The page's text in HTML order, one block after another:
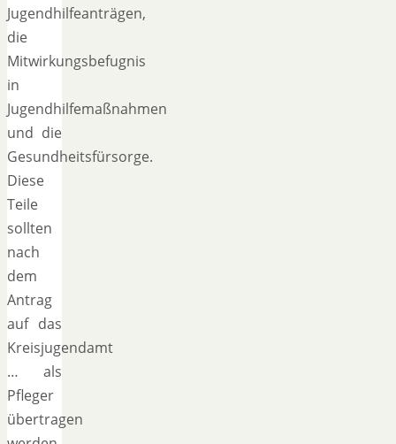
Jugendhilfeanträgen,
die
Mitwirkungsbefugnis
in
Jugendhilfemaßnahmen
und die
Gesundheitsfürsorge.
Diese
Teile
sollten
nach
dem
Antrag
auf das
Kreisjugendamt
… als
Pfleger
übertragen